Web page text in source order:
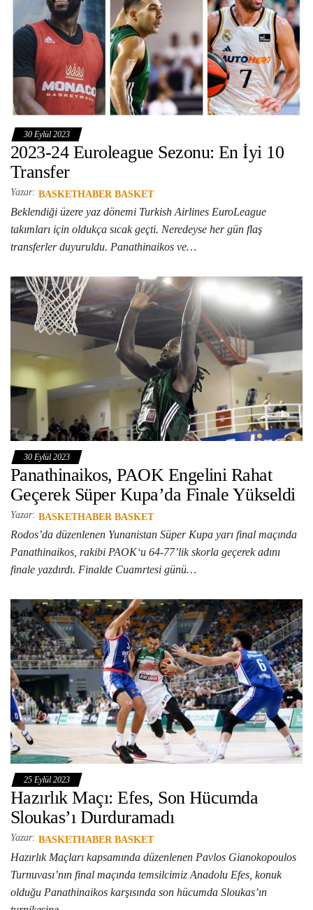
30 Eylül 2023
2023-24 Euroleague Sezonu: En İyi 10
Transfer
Yazar: BASKETHABER BASKET
Beklendiği üzere yaz dönemi Turkish Airlines EuroLeague
takımları için oldukça sıcak geçti. Neredeyse her gün flaş
transferler duyuruldu. Panathinaikos ve…
30 Eylül 2023
Panathinaikos, PAOK Engelini Rahat
Geçerek Süper Kupa’da Finale Yükseldi
Yazar: BASKETHABER BASKET
Rodos’da düzenlenen Yunanistan Süper Kupa yarı final maçında
Panathinaikos, rakibi PAOK‘u 64-77’lik skorla geçerek adını
finale yazdırdı. Finalde Cuamrtesi günü…
25 Eylül 2023
Hazırlık Maçı: Efes, Son Hücumda
Sloukas’ı Durduramadı
Yazar: BASKETHABER BASKET
Hazırlık Maçları kapsamında düzenlenen Pavlos Gianokopoulos
Turnuvası’nın final maçında temsilcimiz Anadolu Efes, konuk
olduğu Panathinaikos karşısında son hücumda Sloukas’ın